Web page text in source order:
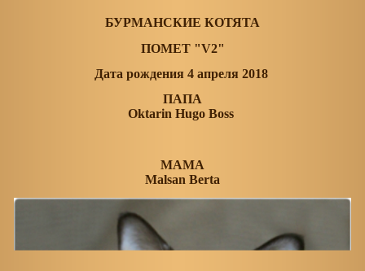
БУРМАНСКИЕ КОТЯТА
ПОМЕТ "V2"
Дата рождения 4 апреля 2018
ПАПА
Oktarin Hugo Boss
МАМА
Malsan Berta